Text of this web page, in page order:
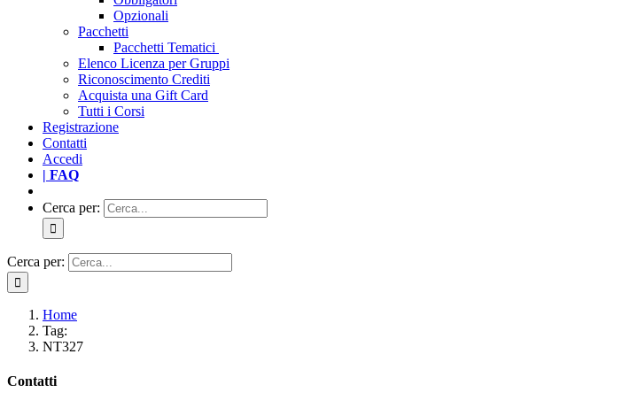
Opzionali
Pacchetti
Pacchetti Tematici
Elenco Licenza per Gruppi
Riconoscimento Crediti
Acquista una Gift Card
Tutti i Corsi
Registrazione
Contatti
Accedi
| FAQ
Cerca per:
Cerca per:
Home
Tag:
NT327
Contatti